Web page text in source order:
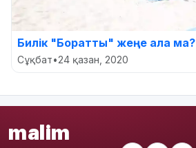
Билік "Боратты" жеңе ала ма?
Сұқбат•24 қазан, 2020
malim